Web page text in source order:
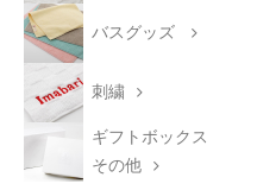
バスグッズ
刺繍
ギフトボックス
その他